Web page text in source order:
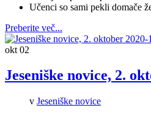
Učenci so sami pekli domače
Preberite več...
okt 02
Jeseniške novice, 2.
v Jeseniške novice